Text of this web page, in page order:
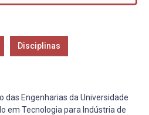
Disciplinas
das Engenharias da Universidade
em Tecnologia para Indústria de